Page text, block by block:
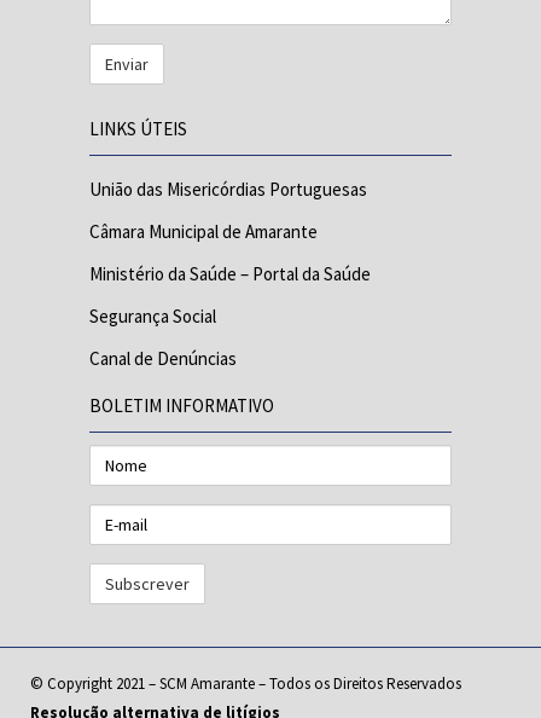
LINKS ÚTEIS
União das Misericórdias Portuguesas
Câmara Municipal de Amarante
Ministério da Saúde – Portal da Saúde
Segurança Social
Canal de Denúncias
BOLETIM INFORMATIVO
Nome
E-
mail
© Copyright 2021 – SCM Amarante – Todos os Direitos Reservados
Resolução alternativa de litígios